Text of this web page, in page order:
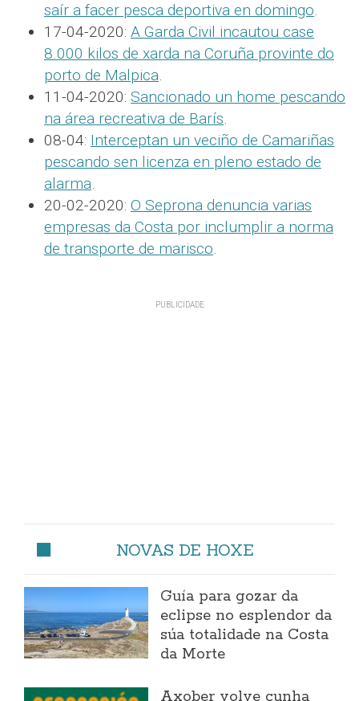
saír a facer pesca deportiva en domingo.
17-04-2020: A Garda Civil incautou case
8.000 kilos de xarda na Coruña provinte do
porto de Malpica.
11-04-2020: Sancionado un home pescando
na área recreativa de Barís.
08-04: Interceptan un veciño de Camariñas
pescando sen licenza en pleno estado de
alarma.
20-02-2020: O Seprona denuncia varias
empresas da Costa por inclumplir a norma
de transporte de marisco.
NOVAS DE HOXE
Guía para gozar da
eclipse no esplendor da
súa totalidade na Costa
da Morte
Axober volve cunha